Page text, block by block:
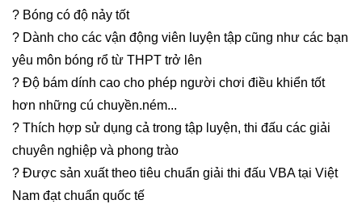
? Bóng có độ nảy tốt
? Dành cho các vận động viên luyện tập cũng như các bạn
yêu môn bóng rổ từ THPT trở lên
? Độ bám dính cao cho phép người chơi điều khiển tốt
hơn những cú chuyền.ném...
? Thích hợp sử dụng cả trong tập luyện, thi đấu các giải
chuyên nghiệp và phong trào
? Được sản xuất theo tiêu chuẩn giải thi đấu VBA tại Việt
Nam đạt chuẩn quốc tế